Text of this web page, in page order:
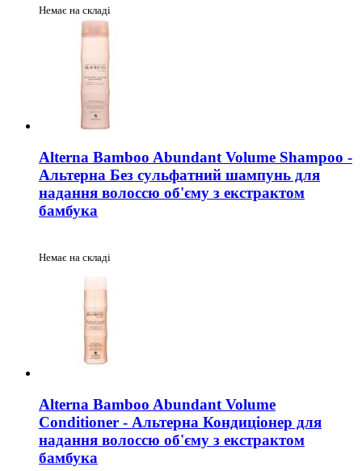
Немає на складі
Alterna Bamboo Abundant Volume Shampoo -
Альтерна Без сульфатний шампунь для
надання волоссю об'єму з екстрактом
бамбука
Немає на складі
Alterna Bamboo Abundant Volume
Conditioner - Альтерна Кондиціонер для
надання волоссю об'єму з екстрактом
бамбука